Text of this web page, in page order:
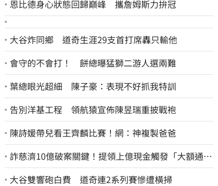
恩比德身心狀態回歸巔峰 攜詹姆斯力拚冠
大谷炸同鄉 道奇生涯29支首打席轟只輸他
會守的不會打！ 餅總曝猛獅二游人選兩難
葉總眼光超細 陳子豪：表現不好抓我特訓
告別洋基工程 領航猿宣佈陳昱瑞重披戰袍
陳詩媛帶兒看王齊麟比賽！網：神複製爸爸
詐慈濟10億破案關鍵！提領上億現金觸發「大額通
報」神鬼律師遭擊落內幕
大谷雙響砲白費 道奇連2系列賽慘遭橫掃